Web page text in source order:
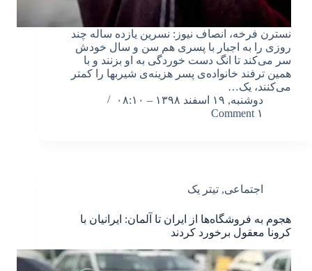
نسترن فرخه، انصاف نیوز: نسرین یازده ساله چند
روزی را به اجبار با پسری هم سن و سال خودش
سر می‌کند تا انگ دست خوردگی به او بزنند و با
همین ترفند خانواده‌ی پسر هزینه‌ی شیربها را کمتر
می‌کنند، یک…
دوشنبه, ۱۹ اسفند ۱۳۹۸ – ۰۸:۱۰
۱ Comment
اجتماعی, تیتر یک
هجوم به فروشگاه‌ها از ایران تا آلمان: ایرانیان با
کرونا معقول برخورد کردند